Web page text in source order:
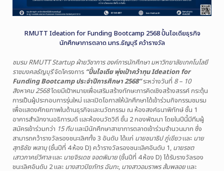
RMUTT Ideation for Funding Bootcamp 2568 ปั้นไอเดียธุรกิจ
นักศึกษาการตลาด มทร.ธัญบุรี คว้ารางวัล
ชมรม RMUTT Startup ฝ่ายวิชาการ องค์การนักศึกษา มหาวิทยาลัยเทคโนโลยี
ราชมงคลธัญบุรีจัดโครงการ “ปั้นไอเดีย พุ่งเป้าคว้าทุน Ideation for
Funding Bootcamp ประจำปีการศึกษา 2568”ระหว่างวันที่ 8 – 10
สิงหาคม 2568โดยมีเป้าหมายเพื่อเสริมสร้างทักษะการคิดเชิงสร้างสรรค์ กระตุ้น
การเป็นผู้ประกอบการรุ่นใหม่ และเปิดโอกาสให้นักศึกษาได้เข้าร่วมกิจกรรมชมรม
เพื่อแสดงศักยภาพในด้านธุรกิจและนวัตกรรม ณ ห้องสงค์ธนาพิทักษ์ ชั้น 1
อาคารสำนักงานอธิการบดี และห้องนวัตวิถี ชั้น 2 กองพัฒนา โดยในปีนี้มีทีมผู้
สมัครเข้าร่วมกว่า 15 ทีมและมีนักศึกษาสาขาการตลาดเข้าร่วมจำนวนมาก ซึ่ง
สามารถคว้ารางวัลรองชนะเลิศทั้ง 3 อันดับ ได้แก่ นายชนาธิป ภู่เขียวและ นาย
สุทธิชัย พลานุ(ชั้นปีที่ 4 ห้อง D) คว้ารางวัลรองชนะเลิศอันดับ 1, นายรชต
เสาวภาคย์วิศาลและ นายจิรเดช จอดพิมาย(ชั้นปีที่ 4 ห้อง D) ได้รับรางวัลรอง
ชนะเลิศอันดับ 2 และ นางสาวปิยภัทร ฉันทะ, นางสาวอมราพร ส้มพลอยและ